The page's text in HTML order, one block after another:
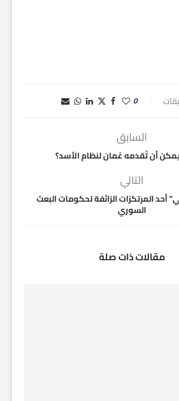
0
السابق
أن تُقدمه عُمان لنظام الأسد؟
التالي
أحد المرتكزات الزائفة لحكومات البعث
السوري
مقالات ذات صلة